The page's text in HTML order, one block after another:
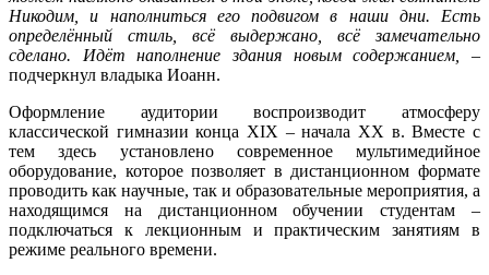
Никодим, и наполниться его подвигом в наши дни. Есть
определённый стиль, всё выдержано, всё замечательно
сделано. Идёт наполнение здания новым содержанием,
–
подчеркнул владыка Иоанн.
Оформление аудитории воспроизводит атмосферу
классической гимназии конца XIX – начала ХХ в. Вместе с
тем здесь установлено современное мультимедийное
оборудование, которое позволяет в дистанционном формате
проводить как научные, так и образовательные мероприятия, а
находящимся на дистанционном обучении студентам –
подключаться к лекционным и практическим занятиям в
режиме реального времени.